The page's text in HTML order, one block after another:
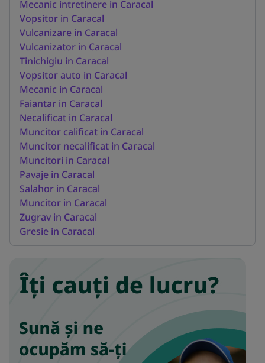
Mecanic intretinere in Caracal
Vopsitor in Caracal
Vulcanizare in Caracal
Vulcanizator in Caracal
Tinichigiu in Caracal
Vopsitor auto in Caracal
Mecanic in Caracal
Faiantar in Caracal
Necalificat in Caracal
Muncitor calificat in Caracal
Muncitor necalificat in Caracal
Muncitori in Caracal
Pavaje in Caracal
Salahor in Caracal
Muncitor in Caracal
Zugrav in Caracal
Gresie in Caracal